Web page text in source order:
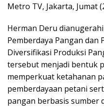
Metro TV, Jakarta, Jumat
Herman Deru
Pemberdaya Pangan
Diversifikasi Produksi
tersebut menjadi bentuk
memperkuat ketahanan
pemberdayaan petani
pangan berbasis sumber